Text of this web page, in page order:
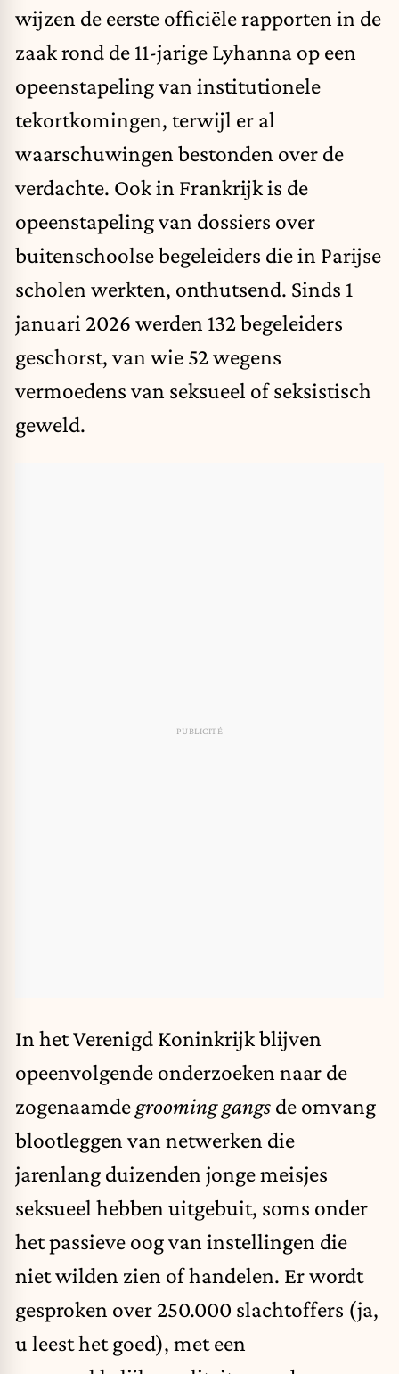
wijzen de eerste officiële rapporten in de
zaak rond de 11-jarige Lyhanna op een
opeenstapeling van institutionele
tekortkomingen, terwijl er al
waarschuwingen bestonden over de
verdachte. Ook in Frankrijk is de
opeenstapeling van dossiers over
buitenschoolse begeleiders die in Parijse
scholen werkten, onthutsend. Sinds 1
januari 2026 werden 132 begeleiders
geschorst, van wie 52 wegens
vermoedens van seksueel of seksistisch
geweld.
In het Verenigd Koninkrijk blijven
opeenvolgende onderzoeken naar de
zogenaamdegrooming gangs de omvang
blootleggen van netwerken die
jarenlang duizenden jonge meisjes
seksueel hebben uitgebuit, soms onder
het passieve oog van instellingen die
niet wilden zien of handelen. Er wordt
gesproken over 250.000 slachtoffers (ja,
u leest het goed), met een